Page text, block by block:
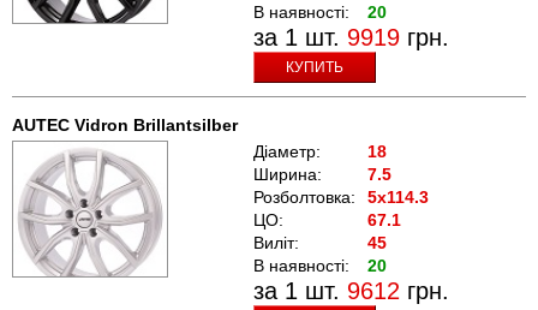
В наявності:
20
за 1 шт. 9919 грн.
КУПИТЬ
AUTEC Vidron Brillantsilber
Діаметр:
18
Ширина:
7.5
Розболтовка:
5x114.3
ЦО:
67.1
Виліт:
45
В наявності:
20
за 1 шт. 9612 грн.